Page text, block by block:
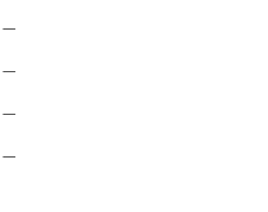
—
—
—
—